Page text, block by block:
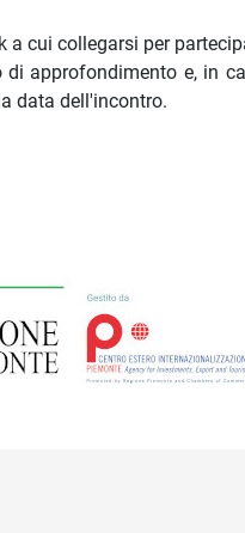
cui collegarsi per
approfondimento e, in
data dell'incontro.